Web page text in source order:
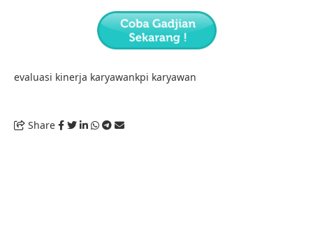
evaluasi kinerja karyawankpi karyawan
Share